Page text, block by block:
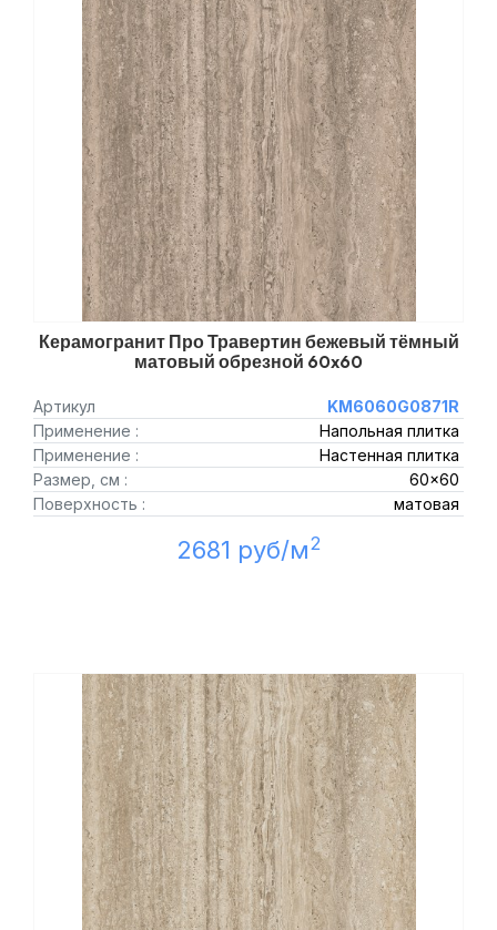
Керамогранит Про Травертин бежевый тёмный
матовый обрезной 60x60
Артикул
KM6060G0871R
Применение :
Напольная плитка
Применение :
Настенная плитка
Размер, см :
60x60
Поверхность :
матовая
2681 руб/м2